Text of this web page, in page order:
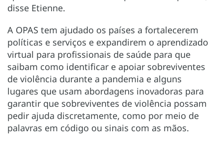
disse Etienne.
A OPAS tem ajudado os países a fortalecerem
políticas e serviços e expandirem o aprendizado
virtual para profissionais de saúde para que
saibam como identificar e apoiar sobreviventes
de violência durante a pandemia e alguns
lugares que usam abordagens inovadoras para
garantir que sobreviventes de violência possam
pedir ajuda discretamente, como por meio de
palavras em código ou sinais com as mãos.